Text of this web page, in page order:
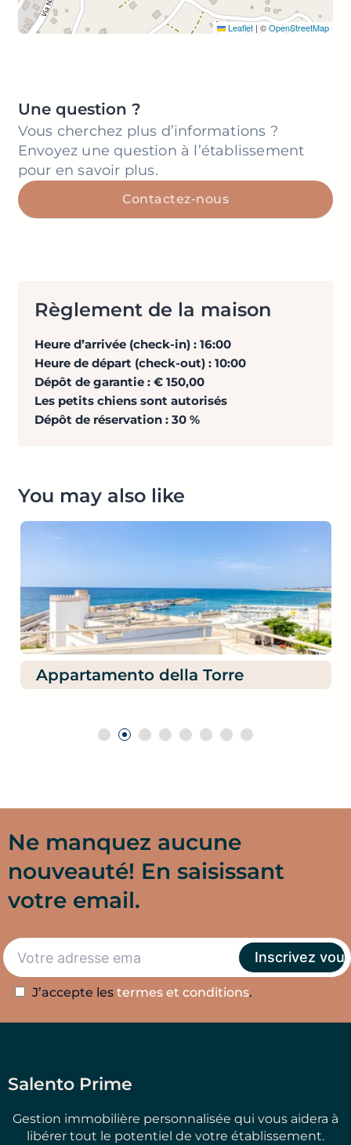
Leaflet | ©OpenStreetMap
Une question ?
Vous cherchez plus d’informations ?
Envoyez une question à l’établissement
pour en savoir plus.
Contactez-nous
Règlement de la maison
Heure d’arrivée (check-in) : 16:00
Heure de départ (check-out) : 10:00
Dépôt de garantie : € 150,00
Les petits chiens sont autorisés
Dépôt de réservation : 30 %
You may also like
della Torre
(80 m.)
Ne manquez aucune
nouveauté! En saisissant
votre email.
J’accepte lestermes et conditions.
Salento Prime
Gestion immobilière personnalisée qui vous aidera à
libérer tout le potentiel de votre établissement.